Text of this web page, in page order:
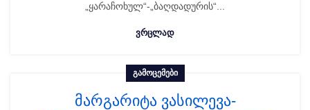
„ყარაჩოხულ“-„ბაღდადურის“...
ᲕᲠᲪᲚᲐᲓ
ᲒᲐᲛᲝᲪᲔᲛᲔᲑᲘ
მარგარიტა ვასილევა-